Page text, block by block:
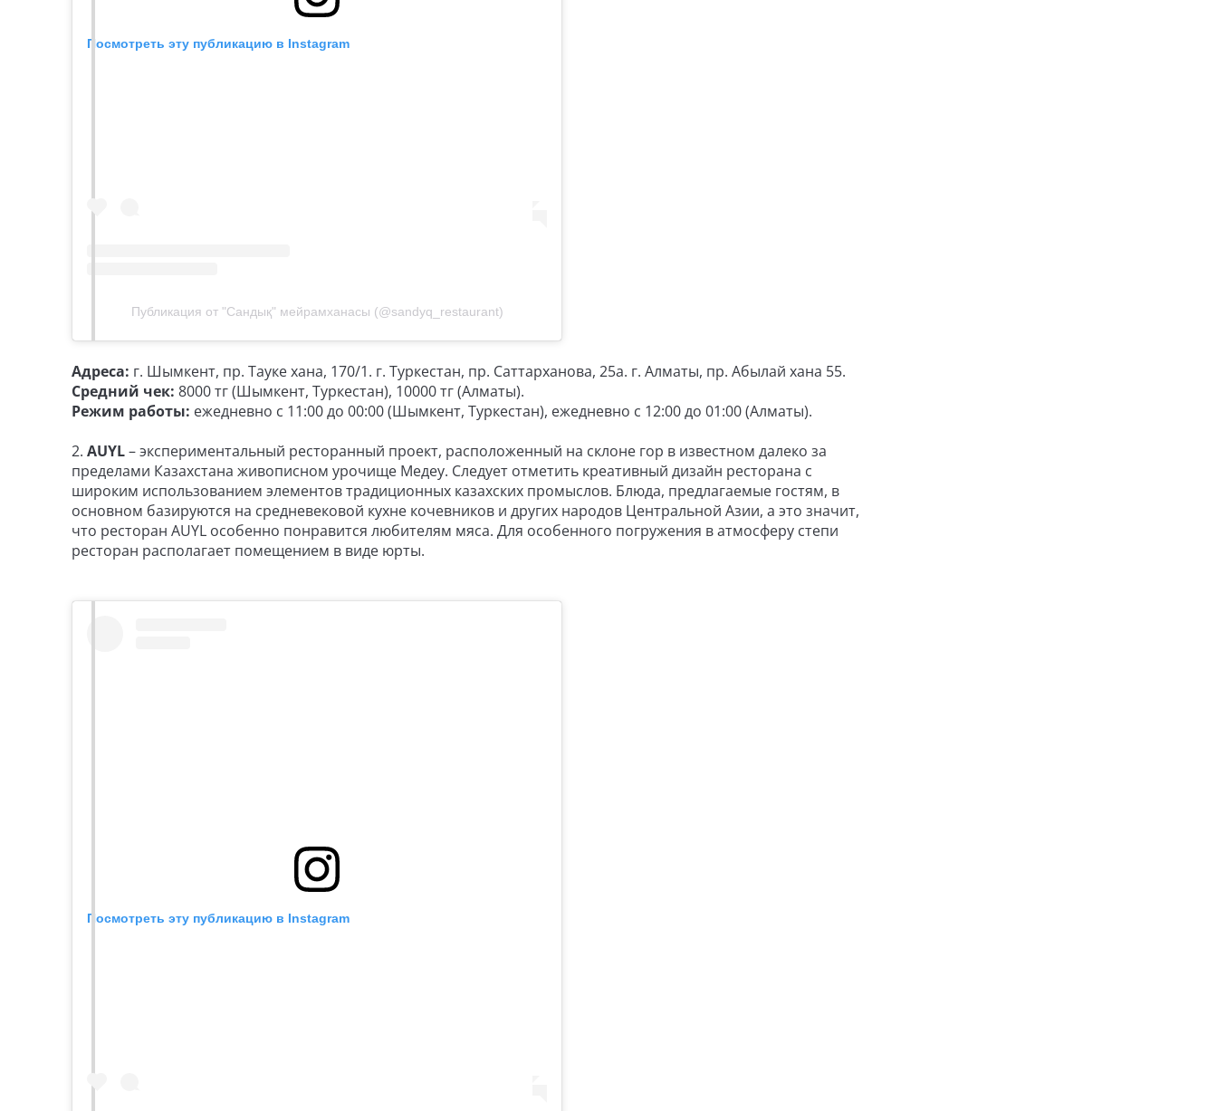
Посмотреть эту публикацию в Instagram
Публикация от "Сандық" мейрамханасы (@sandyq_restaurant)
Адреса: г. Шымкент, пр. Тауке хана, 170/1. г. Туркестан, пр. Саттарханова, 25а. г. Алматы, пр. Абылай хана 55.
Средний чек: 8000 тг (Шымкент, Туркестан), 10000 тг (Алматы).
Режим работы: ежедневно с 11:00 до 00:00 (Шымкент, Туркестан), ежедневно с 12:00 до 01:00 (Алматы).
2. AUYL– экспериментальный ресторанный проект, расположенный на склоне гор в известном далеко за
пределами Казахстана живописном урочище Медеу. Следует отметить креативный дизайн ресторана с
широким использованием элементов традиционных казахских промыслов. Блюда, предлагаемые гостям, в
основном базируются на средневековой кухне кочевников и других народов Центральной Азии, а это значит,
что ресторан AUYL особенно понравится любителям мяса. Для особенного погружения в атмосферу степи
ресторан располагает помещением в виде юрты.
Посмотреть эту публикацию в Instagram